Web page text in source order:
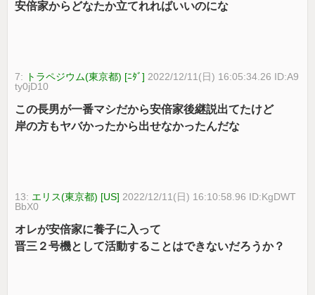
安倍家からどなたか立てれればいいのにな
7: トラペジウム(東京都) [ﾆﾀﾞ] 2022/12/11(日) 16:05:34.26 ID:A9
ty0jD10
この長男が一番マシだから安倍家後継説出てたけど
岸の方もヤバかったから出せなかったんだな
13: エリス(東京都) [US] 2022/12/11(日) 16:10:58.96 ID:KgDWT
BbX0
オレが安倍家に養子に入って
晋三２号機として活動することはできないだろうか？